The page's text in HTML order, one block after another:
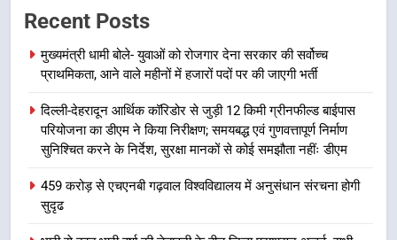
उत्तराखंड समाचार
भारी बारिश का अलर्ट! 6 अगस्त को
देहरादून में स्कूल बंद
उत्तराखंड समाचार
1
मुख्यमंत्री धामी बोले- युवाओं को रोजगार
Recent Posts
मुख्यमंत्री धामी बोले- युवाओं को रोजगार देना सरकार की सर्वोच्च
प्राथमिकता, आने वाले महीनों में हजारों पदों पर की जाएगी भर्ती
दिल्ली-देहरादून आर्थिक कॉरिडोर से जुड़ी 12 किमी ग्रीनफील्ड बाईपास
परियोजना का डीएम ने किया निरीक्षण; समयबद्ध एवं गुणवत्तापूर्ण निर्माण
सुनिश्चित करने के निर्देश, सुरक्षा मानकों से कोई समझौता नहींः डीएम
459 करोड़ से एचएनबी गढ़वाल विश्वविद्यालय में अनुसंधान संरचना होगी
सुदृढ